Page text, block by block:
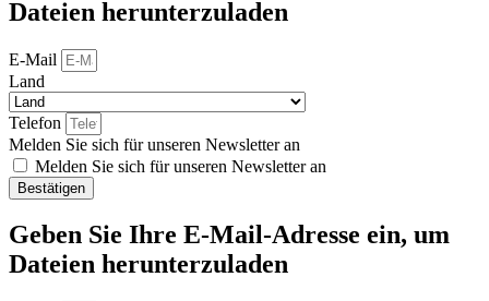
Dateien herunterzuladen
E-Mail
Land
Telefon
Melden Sie sich für unseren Newsletter an
Melden Sie sich für unseren Newsletter an
Bestätigen
Geben Sie Ihre E-Mail-Adresse ein, um
Dateien herunterzuladen